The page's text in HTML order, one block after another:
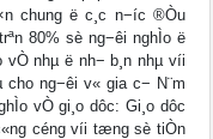
chung ë c¸c n−íc ®Òu
80% sè ng−êi nghÌo ë
nhµ ë nh− b¸n nhµ víi
ng−êi v« gia c− N¨m
vÒ gi¸o dôc: Gi¸o dôc
céng víi tæng sè tiÒn